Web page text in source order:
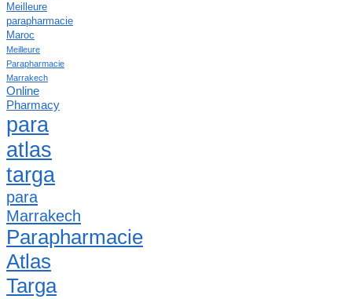
Meilleure
parapharmacie
Maroc
Meilleure
Parapharmacie
Marrakech
Online
Pharmacy
para
atlas
targa
para
Marrakech
Parapharmacie
Atlas
Targa